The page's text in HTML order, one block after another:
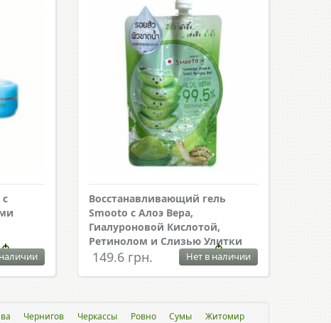
Восстанавливающий гель
Smooto с Алоэ Вера,
Гиалуроновой Кислотой,
Ретинолом и Слизью Улитки
149.6 грн. Нет в наличии
Чернигов Черкассы Ровно Сумы Житомир